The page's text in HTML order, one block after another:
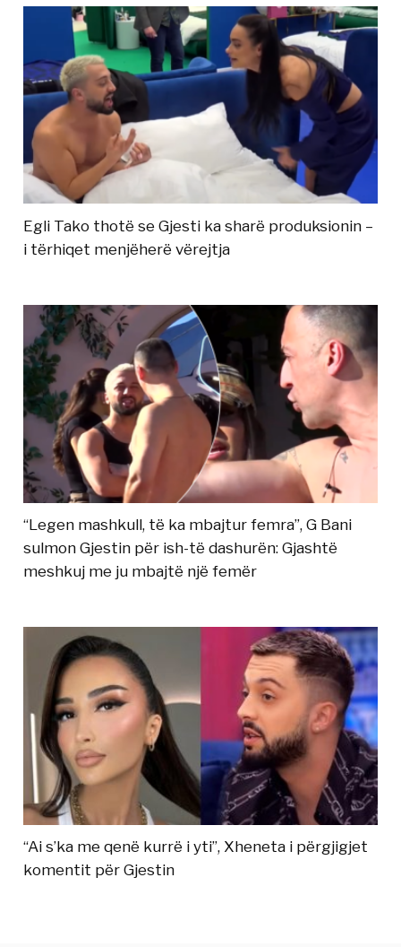
Egli Tako thotë se Gjesti ka sharë produksionin –
i tërhiqet menjëherë vërejtja
“Legen mashkull, të ka mbajtur femra”, G Bani
sulmon Gjestin për ish-të dashurën: Gjashtë
meshkuj me ju mbajtë një femër
“Ai s’ka me qenë kurrë i yti”, Xheneta i përgjigjet
komentit për Gjestin